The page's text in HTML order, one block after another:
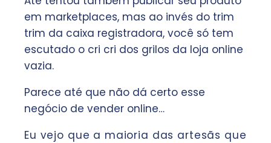
em marketplaces, mas ao invés do trim
trim da caixa registradora, você só tem
escutado o cri cri dos grilos da loja online
vazia.
Parece até que não dá certo esse
negócio de vender online…
Eu vejo que a maioria das artesãs que